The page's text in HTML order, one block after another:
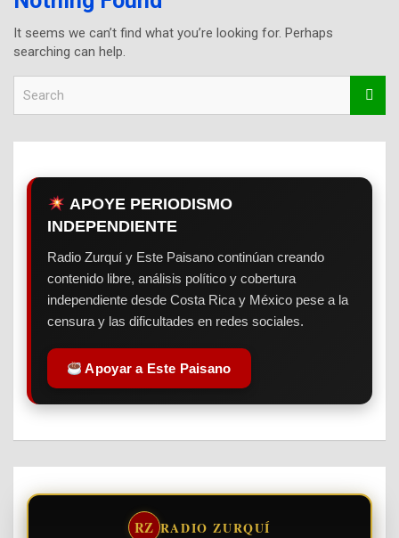
It seems we can’t find what you’re looking for. Perhaps
searching can help.
r
APOYE PERIODISMO
INDEPENDIENTE
Radio Zurquí y Este Paisano continúan creando
contenido libre, análisis político y cobertura
independiente desde Costa Rica y México pese a la
censura y las dificultades en redes sociales.
Apoyar a Este Paisano
RZ RADIO ZURQUÍ